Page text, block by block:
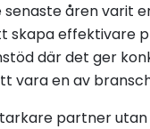
senaste åren varit
skapa effektivare
där det ger
vara en av
partner